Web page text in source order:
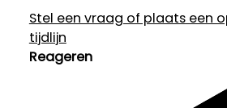
Stel een vraag of plaats een
tijdlijn
Reageren